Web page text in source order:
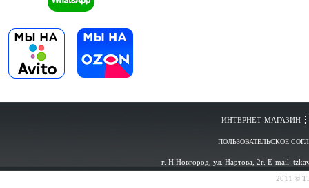
ИНТЕРНЕТ-МАГАЗИН
ПОЛЬЗОВАТЕЛЬСКОЕ
г. Н.Новгород, ул. Нартова, 2г. E-mail:
2011 ©